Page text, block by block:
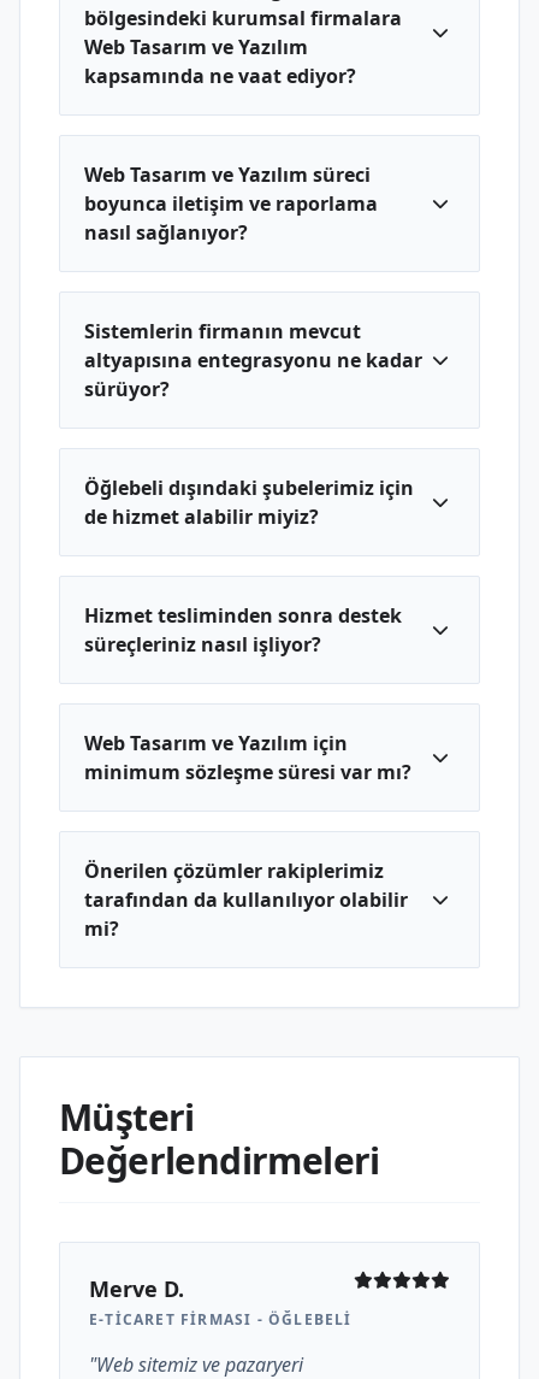
bölgesindeki kurumsal firmalara
Web Tasarım ve Yazılım
kapsamında ne vaat ediyor?
Web Tasarım ve Yazılım süreci
boyunca iletişim ve raporlama
nasıl sağlanıyor?
Sistemlerin firmanın mevcut
altyapısına entegrasyonu ne kadar
sürüyor?
Öğlebeli dışındaki şubelerimiz için
de hizmet alabilir miyiz?
Hizmet tesliminden sonra destek
süreçleriniz nasıl işliyor?
Web Tasarım ve Yazılım için
minimum sözleşme süresi var mı?
Önerilen çözümler rakiplerimiz
tarafından da kullanılıyor olabilir
mi?
Müşteri
Değerlendirmeleri
Merve D.
E-TICARET FIRMASI - ÖĞLEBELI
"Web sitemiz ve pazaryeri